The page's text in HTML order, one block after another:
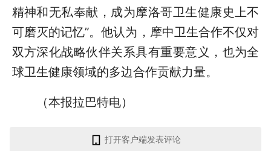
精神和无私奉献，成为摩洛哥卫生健康史上不
可磨灭的记忆”。他认为，摩中卫生合作不仅对
双方深化战略伙伴关系具有重要意义，也为全
球卫生健康领域的多边合作贡献力量。
（本报拉巴特电）
打开客户端发表评论